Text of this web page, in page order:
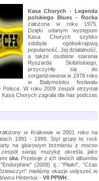
Kasa Chorych -Legenda
polskiego Blues - Rocka
założona w roku 1975.
Dzięki udanym występom
Kasa Chorych szybko
zdobyła ogólnokrajową
popularność. Jej działalność,
a także osobiste starania
Ryszarda Skibińskiego,
przyczyniły się do
zorganizowania w 1978 roku
w Białymstoku festiwalu
W roku 2009 zespół otrzymał
Chorych zagrała dla nas podczas
w Krakowie w 2001 roku na
1991 - 1999. Styl grupy to rock
na gitarowym brzmieniu z mocno
swoją muzykę określa jako
ska. Przeboje z ich dwóch albumów
(2009) tj.: "Płatki", "Czas
mieliśmy okazje usłyszeć w
Hintertux - VII PPWH